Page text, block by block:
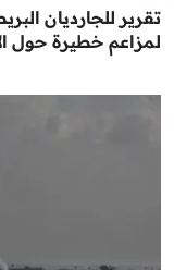
تقرير للجارديان
لمزاعم خطيرة حول